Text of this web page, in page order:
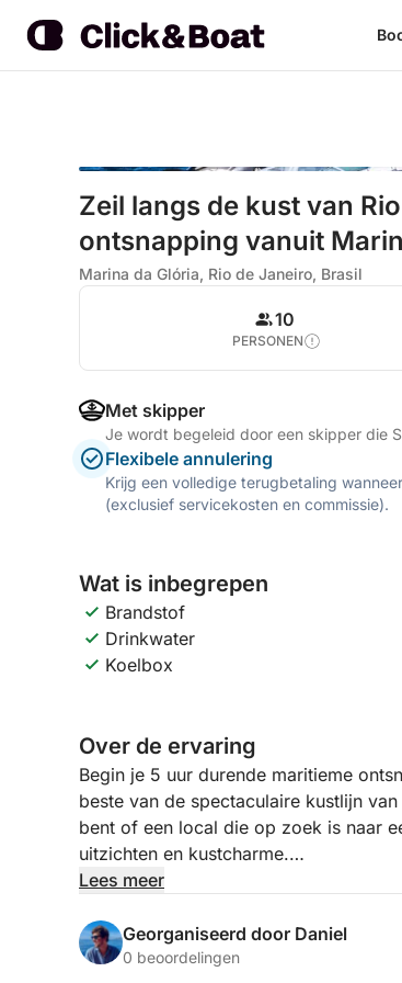
Zeil langs de kust van
ontsnapping vanuit
Marina da Glória, Rio de Janeiro, Brasil
10
PERSONEN
Met skipper
Je wordt begeleid door een skipper die
Flexibele annulering
Krijg een volledige terugbetaling
(exclusief servicekosten en commissie).
Wat is inbegrepen
Brandstof
Drinkwater
Koelbox
Over de ervaring
Begin je 5 uur durende maritieme
beste van de spectaculaire kustlijn
bent of een local die op zoek is naar
uitzichten en kustcharme.
centrum van Rio, en ga vervolgens
zwemmen en kunt genieten van de
Lees meer
Georganiseerd door Daniel
0 beoordelingen